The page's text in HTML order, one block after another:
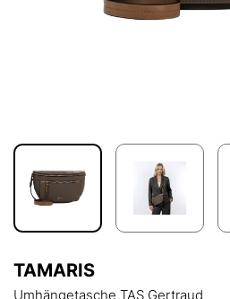
TAMARIS
Umhängetasche TAS Gertraud